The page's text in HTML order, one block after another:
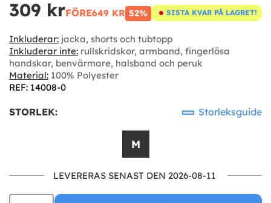
309 krFÖRE649 KR 52% SISTA KVAR PÅ LAGRET!
Inkluderar: jacka, shorts och tubtopp
Inkluderar inte: rullskridskor, armband, fingerlösa
handskar, benvärmare, halsband och peruk
Material: 100% Polyester
REF: 14008-0
STORLEK: Storleksguide
M
LEVERERAS SENAST DEN 2026-08-11